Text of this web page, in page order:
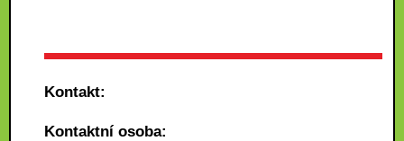
Kontakt:
Kontaktní osoba: